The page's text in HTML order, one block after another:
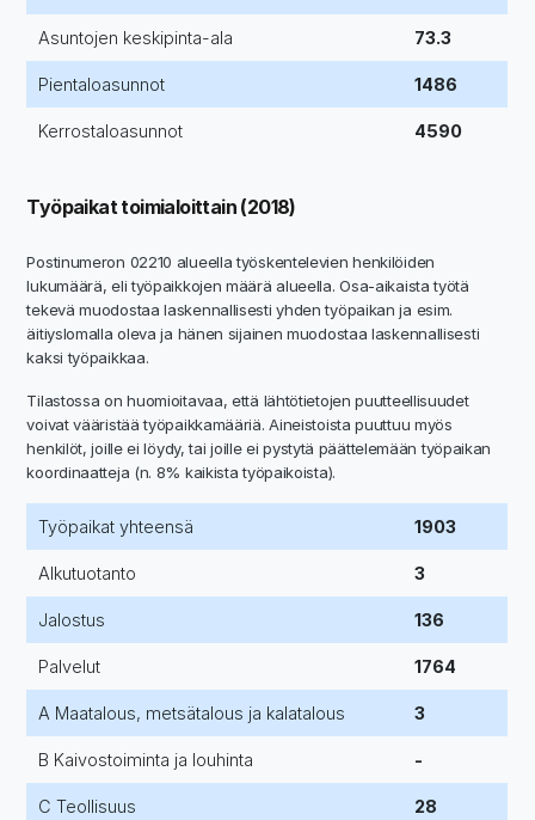
Asuntojen keskipinta-ala 73.3
Pientaloasunnot 1486
Kerrostaloasunnot 4590
Työpaikat toimialoittain (2018)
Postinumeron 02210 alueella työskentelevien henkilöiden
lukumäärä, eli työpaikkojen määrä alueella. Osa-aikaista työtä
tekevä muodostaa laskennallisesti yhden työpaikan ja esim.
äitiyslomalla oleva ja hänen sijainen muodostaa laskennallisesti
kaksi työpaikkaa.
Tilastossa on huomioitavaa, että lähtötietojen puutteellisuudet
voivat vääristää työpaikkamääriä. Aineistoista puuttuu myös
henkilöt, joille ei löydy, tai joille ei pystytä päättelemään työpaikan
koordinaatteja (n. 8% kaikista työpaikoista).
Työpaikat yhteensä 1903
Alkutuotanto 3
Jalostus 136
Palvelut 1764
A Maatalous, metsätalous ja kalatalous 3
B Kaivostoiminta ja louhinta -
C Teollisuus 28